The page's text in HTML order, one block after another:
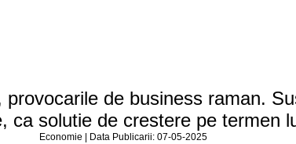
de business raman.
ca solutie de crestere pe termen
Economie | Data Publicarii: 07-05-2025